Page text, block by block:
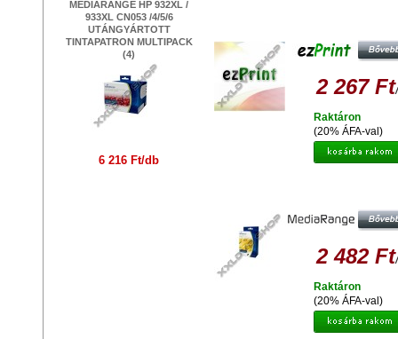
MEDIARANGE HP 932XL /
933XL CN053 /4/5/6
UTÁNGYÁRTOTT
TINTAPATRON MULTIPACK
(4)
6 216 Ft/db
2 267 Ft
(20% ÁFA-val)
Raktáron
2 482 Ft
(20% ÁFA-val)
Raktáron